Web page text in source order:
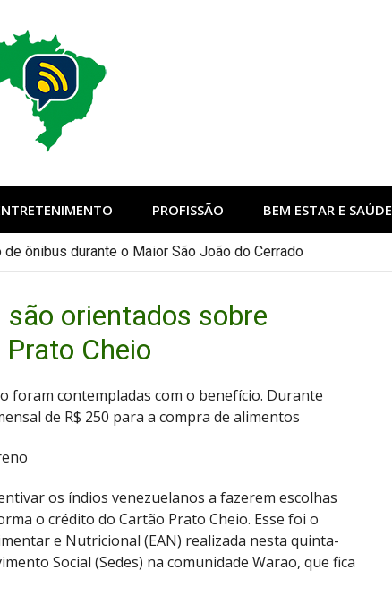
PROFISSÃO BEM ESTAR E SAÚDE
ônibus durante o Maior São João do Cerrado
orientados sobre
Cheio
foram contempladas com o benefício. Durante
de R$ 250 para a compra de alimentos
os índios venezuelanos a fazerem escolhas
o crédito do Cartão Prato Cheio. Esse foi o
e Nutricional (EAN) realizada nesta quinta-
Social (Sedes) na comunidade Warao, que fica